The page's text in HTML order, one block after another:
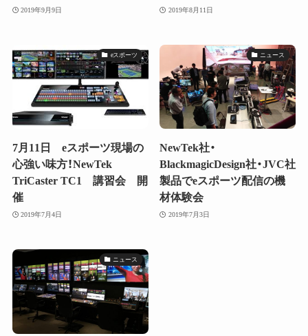
2019年9月9日 2019年8月11日
eスポーツ
7月11日 eスポーツ現場の
心強い味方！NewTek
TriCaster TC1 講習会 開
催
2019年7月4日
ニュース
NewTek社・
BlackmagicDesign社・JVC社
製品でeスポーツ配信の機
材体験会
2019年7月3日
ニュース